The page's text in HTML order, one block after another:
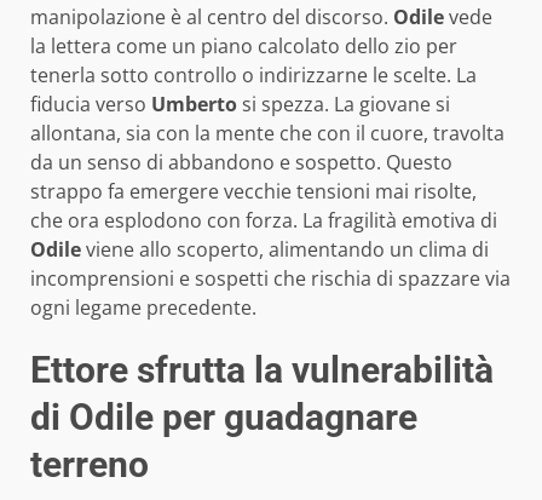
manipolazione è al centro del discorso. Odilevede
la lettera come un piano calcolato dello zio per
tenerla sotto controllo o indirizzarne le scelte. La
fiducia verso Umbertosi spezza. La giovane si
allontana, sia con la mente che con il cuore, travolta
da un senso di abbandono e sospetto. Questo
strappo fa emergere vecchie tensioni mai risolte,
che ora esplodono con forza. La fragilità emotiva di
Odileviene allo scoperto, alimentando un clima di
incomprensioni e sospetti che rischia di spazzare via
ogni legame precedente.
Ettore sfrutta la vulnerabilità
di Odile per guadagnare
terreno